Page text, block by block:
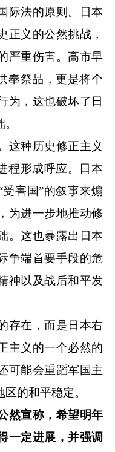
际法的原则。日本
正义的公然挑战，
严重伤害。高市早
奉祭品，更是将个
为，这也破坏了日
这种历史修正主义
程形成呼应。日本
害国”的叙事来煽
为进一步地推动修
。这也暴露出日本
争端首要手段的危
神以及战后和平发
在，而是日本右
主义的一个必然的
可能会重蹈军国主
的和平稳定。
然宣称，希望明年
一定进展，并强调